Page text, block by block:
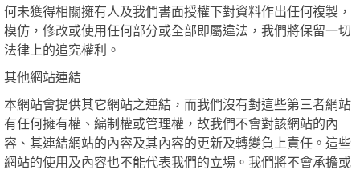
何未獲得相關擁有人及我們書面授權下對資料作出任何複製，
模仿，修改或使用任何部分或全部即屬違法，我們將保留一切
法律上的追究權利。
其他網站連結
本網站會提供其它網站之連結，而我們沒有對這些第三者網站
有任何擁有權、編制權或管理權，故我們不會對該網站的內
容、其連結網站的內容及其內容的更新及轉變負上責任。這些
網站的使用及內容也不能代表我們的立場。我們將不會承擔或